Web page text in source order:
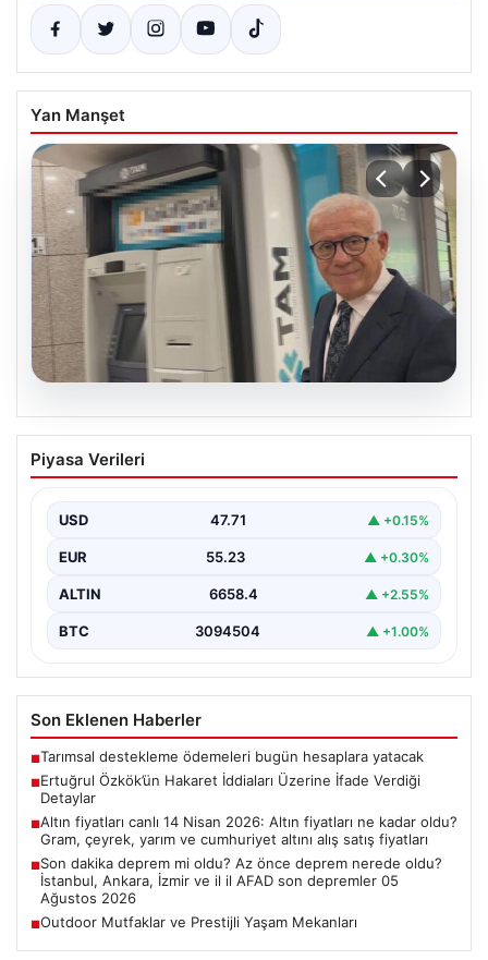
Yan Manşet
06.08.2026
Ertuğrul Özkök’ün Hakaret İddiaları
Üzerine İfade Verdiği Detaylar
hakaret' suçlamasıyla yürütülen soruşturma
kapsamında alınan ifadesinde, bu tür…
Piyasa Verileri
USD 47.71 ▲ +0.15%
EUR 55.23 ▲ +0.30%
ALTIN 6658.4 ▲ +2.55%
BTC 3094504 ▲ +1.00%
Son Eklenen Haberler
■Tarımsal destekleme ödemeleri bugün hesaplara yatacak
■Ertuğrul Özkök’ün Hakaret İddiaları Üzerine İfade Verdiği
Detaylar
■Altın fiyatları canlı 14 Nisan 2026: Altın fiyatları ne kadar oldu?
Gram, çeyrek, yarım ve cumhuriyet altını alış satış fiyatları
■Son dakika deprem mi oldu? Az önce deprem nerede oldu?
İstanbul, Ankara, İzmir ve il il AFAD son depremler 05
Ağustos 2026
■Outdoor Mutfaklar ve Prestijli Yaşam Mekanları